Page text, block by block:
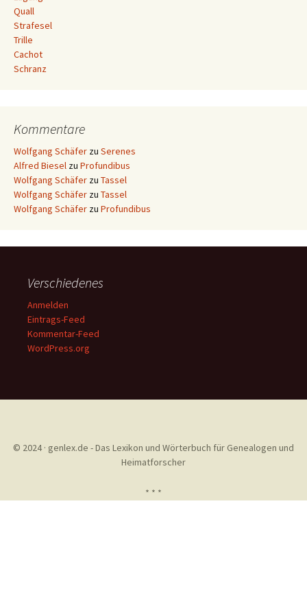
Quall
Strafesel
Trille
Cachot
Schranz
Kommentare
Wolfgang Schäfer zu Serenes
Alfred Biesel zu Profundibus
Wolfgang Schäfer zu Tassel
Wolfgang Schäfer zu Tassel
Wolfgang Schäfer zu Profundibus
Verschiedenes
Anmelden
Eintrags-Feed
Kommentar-Feed
WordPress.org
© 2024 · genlex.de - Das Lexikon und Wörterbuch für Genealogen und
Heimatforscher
* * *